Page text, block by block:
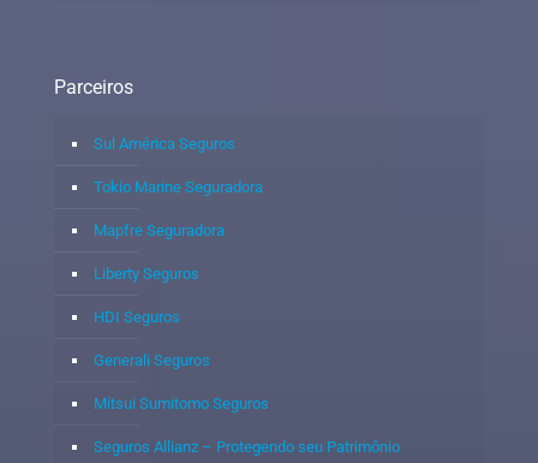
Parceiros
Sul América Seguros
Tokio Marine Seguradora
Mapfre Seguradora
Liberty Seguros
HDI Seguros
Generali Seguros
Mitsui Sumitomo Seguros
Seguros Allianz – Protegendo seu Patrimônio